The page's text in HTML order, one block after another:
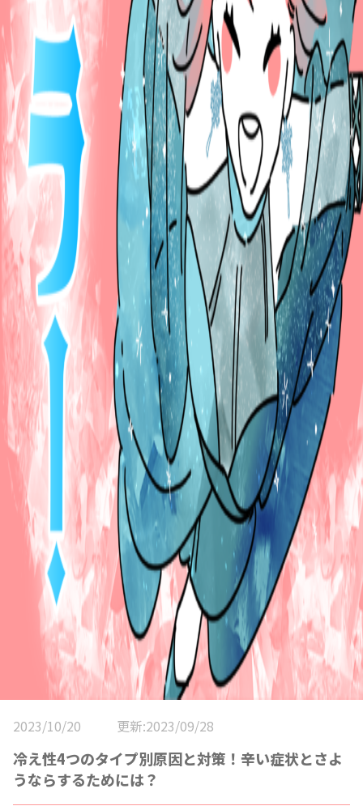
2023/10/20 更新:2023/09/28
冷え性4つのタイプ別原因と対策！辛い症状とさよ
うならするためには？